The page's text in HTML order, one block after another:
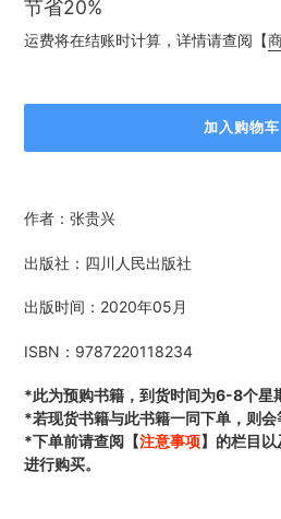
惠
价
节省20%
运费将在结账时计算，详情请查阅【
加入购物车
添
加
商
品
您
购
物
车
作者：张贵兴
出版社：四川人民出版社
出版时间：2020年05月
ISBN：9787220118234
*此为预购书籍，到货时间为6-8个星
*若现货书籍与此书籍一同下单，则会
*下单前请查阅【注意事项】的栏目
进行购买。